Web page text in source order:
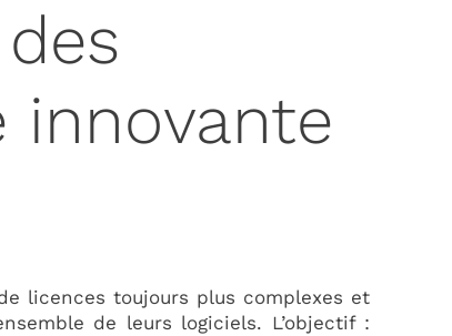
innovante
licences toujours plus complexes et
de leurs logiciels. L’objectif :